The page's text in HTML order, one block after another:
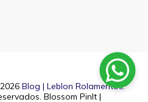
Blog | Leblon Rolamentos.
Blossom PinIt |